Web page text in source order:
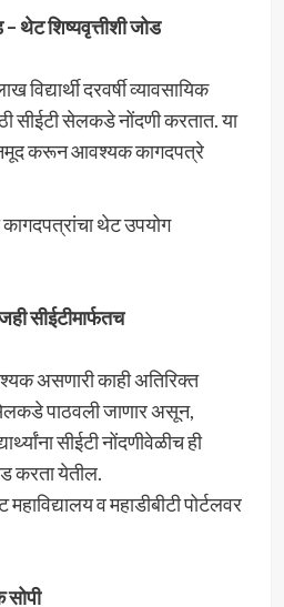
थेट शिष्यवृत्तीशी जोड
विद्यार्थी दरवर्षी व्यावसायिक
सीईटी सेलकडे नोंदणी करतात. या
नमूद करून आवश्यक कागदपत्रे
थेट उपयोग
सीईटीमार्फतच
असणारी काही अतिरिक्त
पाठवली जाणार असून,
सीईटी नोंदणीवेळीच ही
करता येतील.
व महाडीबीटी पोर्टलवर